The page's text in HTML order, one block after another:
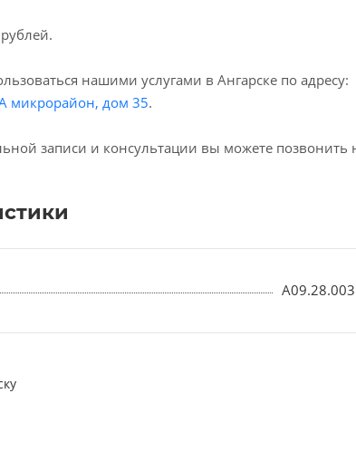
рублей.
нашими услугами в Ангарске по адресу:
микрорайон, дом 35.
записи и консультации вы можете